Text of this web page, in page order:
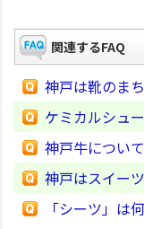
関連するFAQ
神戸は靴のま
ケミカルシュ
神戸牛につい
神戸はスイー
「シーツ」は